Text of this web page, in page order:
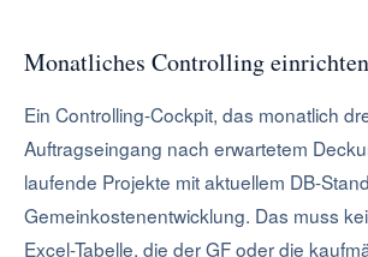
Monatliches Controlling einrichten
Ein Controlling-Cockpit, das monatlich
Auftragseingang nach erwartetem
laufende Projekte mit aktuellem DB-
Gemeinkostenentwicklung. Das muss
Excel-Tabelle, die der GF oder die